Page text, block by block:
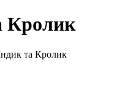
Кролик
та Кролик